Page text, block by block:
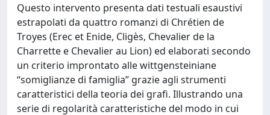
Questo intervento presenta dati testuali esaustivi
estrapolati da quattro romanzi di Chrétien de
Troyes (Erec et Enide, Cligès, Chevalier de la
Charrette e Chevalier au Lion) ed elaborati secondo
un criterio improntato alle wittgensteiniane
“somiglianze di famiglia” grazie agli strumenti
caratteristici della teoria dei grafi. Illustrando una
serie di regolarità caratteristiche del modo in cui